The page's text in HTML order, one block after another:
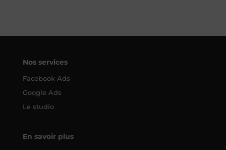
Nos services
Facebook Ads
Google Ads
Le studio
En savoir plus